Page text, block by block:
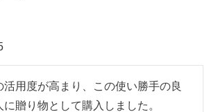
用度が高まり、この使い勝手の良
贈り物として購入しました。